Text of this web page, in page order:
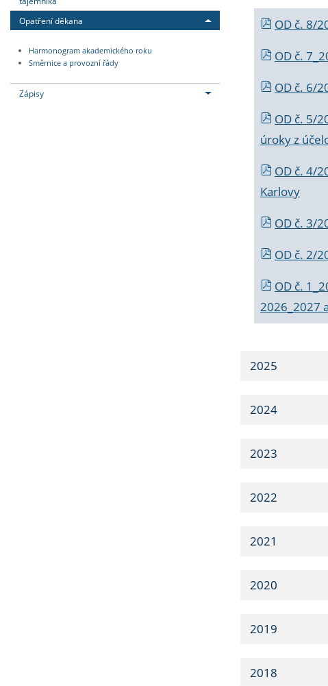
Opatření děkana
Harmonogram akademického roku
Směrnice a provozní řády
Zápisy
OD č. 8/
OD č.
OD č. 6/
OD č. 5/
úroky z
OD č. 4/
Karlovy
OD č. 3/
OD č. 2/
OD č.
2026_2027
2025
2024
2023
2022
2021
2020
2019
2018